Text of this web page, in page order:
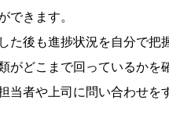
できます。
た後も進捗状況を自分で把
がどこまで回っているかを
当者や上司に問い合わせを